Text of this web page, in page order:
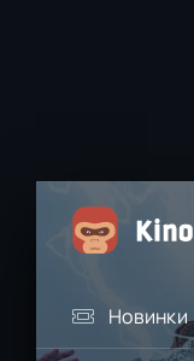
Новинки